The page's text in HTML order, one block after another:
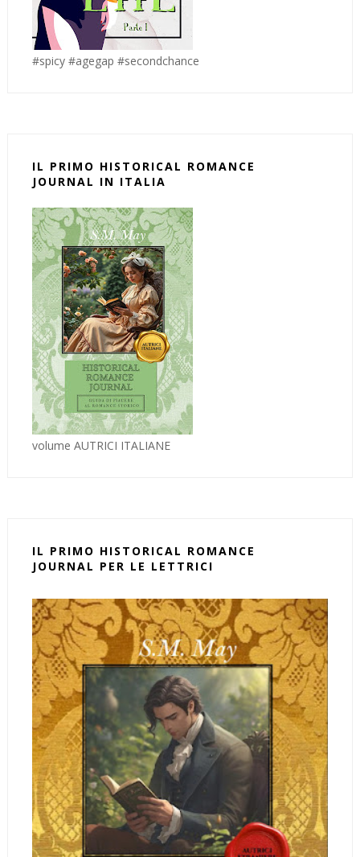
#spicy #agegap #secondchance
IL PRIMO HISTORICAL ROMANCE
JOURNAL IN ITALIA
volume AUTRICI ITALIANE
IL PRIMO HISTORICAL ROMANCE
JOURNAL PER LE LETTRICI